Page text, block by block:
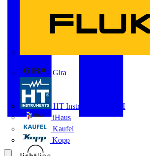
Gira
HT Instruments GmbH
iHaus
Kaufel
Kopp